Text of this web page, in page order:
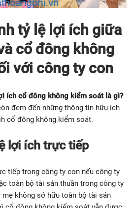
tỷ lệ lợi ích giữa
cổ đông không
với công ty con
ích cổ đông không kiểm soát là gì?
đem đến những thông tin hữu ích
cổ đông không kiểm soát.
lợi ích trực tiếp
tiếp trong công ty con nếu công ty
toàn bộ tài sản thuần trong công ty
không sở hữu toàn bộ tài sản